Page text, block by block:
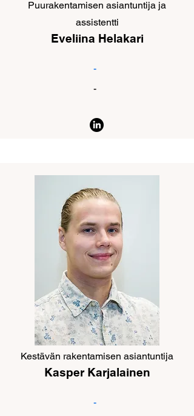
Puurakentamisen asiantuntija ja
assistentti
Eveliina Helakari
-
-
Kestävän rakentamisen asiantuntija
Kasper Karjalainen
-